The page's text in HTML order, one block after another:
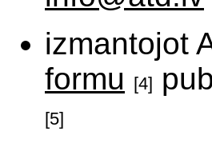
izmantojot
formu [4]
[5]